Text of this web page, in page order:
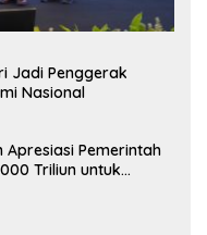
Jadi Penggerak
Nasional
Apresiasi Pemerintah
Triliun untuk